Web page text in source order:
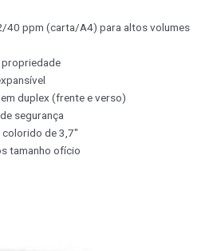
40 ppm (carta/A4) para altos volumes
duplex (frente e verso)
segurança
de 3,7″
tamanho ofício